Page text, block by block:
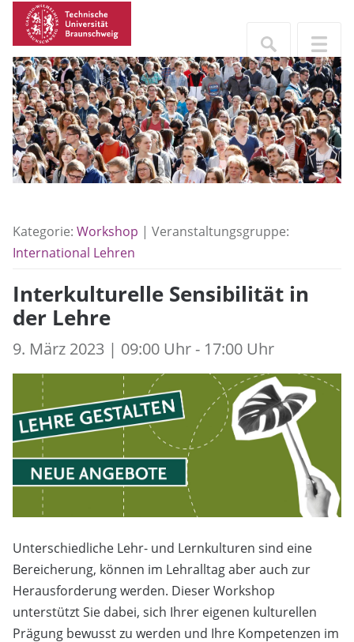
Kategorie: Workshop | Veranstaltungsgruppe:
International Lehren
Interkulturelle Sensibilität in
der Lehre
9. März 2023 | 09:00 Uhr - 17:00 Uhr
Unterschiedliche Lehr- und Lernkulturen sind eine
Bereicherung, können im Lehralltag aber auch zur
Herausforderung werden. Dieser Workshop
unterstützt Sie dabei, sich Ihrer eigenen kulturellen
Prägung bewusst zu werden und Ihre Kompetenzen im